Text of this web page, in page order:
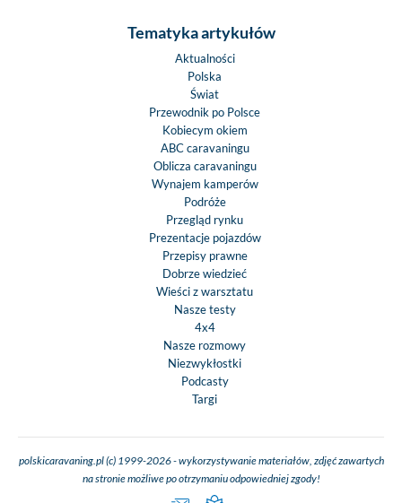
Tematyka artykułów
Aktualności
Polska
Świat
Przewodnik po Polsce
Kobiecym okiem
ABC caravaningu
Oblicza caravaningu
Wynajem kamperów
Podróże
Przegląd rynku
Prezentacje pojazdów
Przepisy prawne
Dobrze wiedzieć
Wieści z warsztatu
Nasze testy
4x4
Nasze rozmowy
Niezwykłostki
Podcasty
Targi
polskicaravaning.pl (c) 1999-2026 - wykorzystywanie materiałów, zdjęć zawartych
na stronie możliwe po otrzymaniu odpowiedniej zgody!